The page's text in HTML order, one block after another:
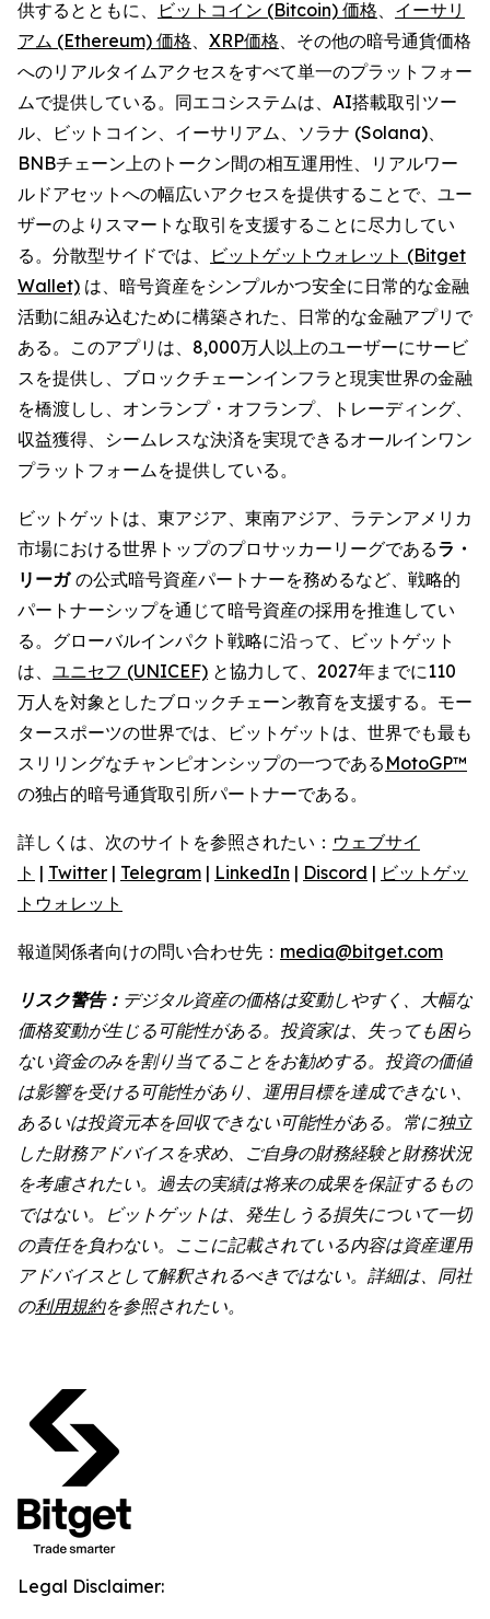
供するとともに、 ビットコイン (Bitcoin) 価格、 イーサリ
アム (Ethereum) 価格、 XRP価格、その他の暗号通貨価格
へのリアルタイムアクセスをすべて単一のプラットフォー
ムで提供している。同エコシステムは、AI搭載取引ツー
ル、ビットコイン、イーサリアム、ソラナ (Solana)、
BNBチェーン上のトークン間の相互運用性、リアルワー
ルドアセットへの幅広いアクセスを提供することで、ユー
ザーのよりスマートな取引を支援することに尽力してい
る。分散型サイドでは、
ビットゲットウォレット (Bitget
Wallet) は、暗号資産をシンプルかつ安全に日常的な金融
活動に組み込むために構築された、日常的な金融アプリで
ある。このアプリは、8,000万人以上のユーザーにサービ
スを提供し、ブロックチェーンインフラと現実世界の金融
を橋渡しし、オンランプ・オフランプ、トレーディング、
収益獲得、シームレスな決済を実現できるオールインワン
プラットフォームを提供している。
ビットゲットは、東アジア、東南アジア、ラテンアメリカ
市場における世界トップのプロサッカーリーグであるラ・
リーガ の公式暗号資産パートナーを務めるなど、戦略的
パートナーシップを通じて暗号資産の採用を推進してい
る。グローバルインパクト戦略に沿って、ビットゲット
は、 ユニセフ (UNICEF) と協力して、2027年までに110
万人を対象としたブロックチェーン教育を支援する。モー
タースポーツの世界では、ビットゲットは、世界でも最も
スリリングなチャンピオンシップの一つである MotoGP™
の独占的暗号通貨取引所パートナーである。
詳しくは、次のサイトを参照されたい： ウェブサイ
ト | Twitter | Telegram | LinkedIn | Discord | ビットゲッ
トウォレット
報道関係者向けの問い合わせ先： media@bitget.com
リスク警告： デジタル資産の価格は変動しやすく、大幅な
価格変動が生じる可能性がある。投資家は、失っても困ら
ない資金のみを割り当てることをお勧めする。投資の価値
は影響を受ける可能性があり、運用目標を達成できない、
あるいは投資元本を回収できない可能性がある。常に独立
した財務アドバイスを求め、ご自身の財務経験と財務状況
を考慮されたい。過去の実績は将来の成果を保証するもの
ではない。ビットゲットは、発生しうる損失について一切
の責任を負わない。ここに記載されている内容は資産運用
アドバイスとして解釈されるべきではない。詳細は、同社
の利用規約を参照されたい。
Legal Disclaimer: